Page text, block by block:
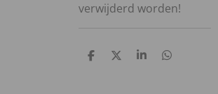
verwijderd worden!
D
D
S
D